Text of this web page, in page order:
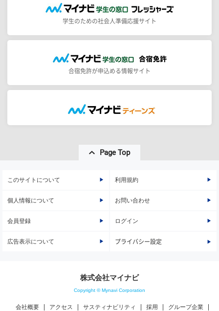
学生のための社会人準備応援サイト
合宿免許が申込める情報サイト
Page Top
このサイトについて 利用規約
個人情報について お問い合わせ
会員登録 ログイン
広告表示について プライバシー設定
株式会社マイナビ
Copyright © Mynavi Corporation
会社概要 アクセス サスティナビリティ 採用 グループ企業